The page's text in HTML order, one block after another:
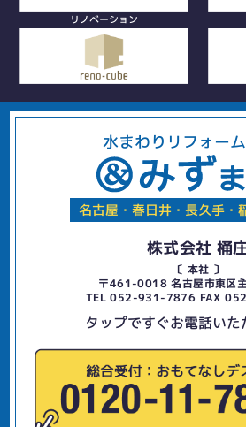
リノベーション
水まわりリフォー
名古屋・春日井・長久手・
株式会社 桶
〔 本社 〕
〒461-0018 名古屋市東区
TEL 052-931-7876 FAX
タップですぐお電話いた